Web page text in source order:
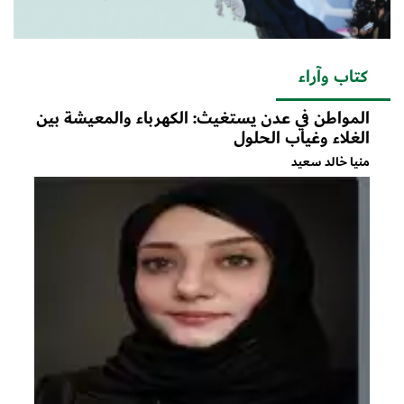
كتاب وآراء
المواطن في عدن يستغيث: الكهرباء والمعيشة بين
الغلاء وغياب الحلول
منيا خالد سعيد